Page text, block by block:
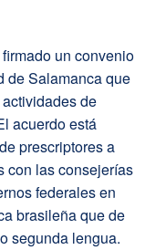
un convenio
de Salamanca que
de
acuerdo está
prescriptores a
con las consejerías
federales en
brasileña que de
segunda lengua.